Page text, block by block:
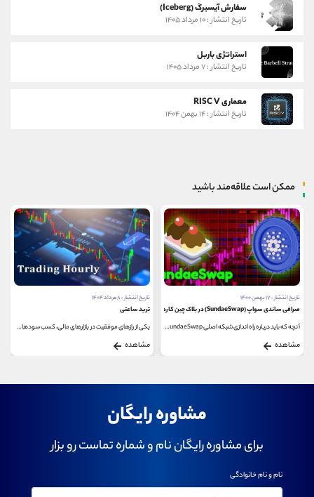
سفارش آیسبرگ (Iceberg)
تاریخ انتشار : ۱۰ مرداد ۱۴۰۵
استراتژی باربل
تاریخ انتشار : ۷ مرداد ۱۴۰۵
معماری RISC V
تاریخ انتشار : ۱۴ بهمن ۱۴۰۴
ممکن است علاقه‌مند باشید
تاریخ انتشار : ۸ مرداد ۱۴۰۴
ترید ساعتی
یکی از رازهای موفقیت در بازارهای مالی، کسب سودهای...
مشاهده
تاریخ انتشار : ۲۷ مهر ۱۴۰۰
آشنایی با صرافی بیت پاندا (BitPanda)
با رشد و گسترش ارزهای دیجیتال، صرافی های ارزهای...
مشاهده
مشاوره رایگان
برای مشاوره رایگان نام و شماره تماست رو بزار
نام و نام خانوادگی